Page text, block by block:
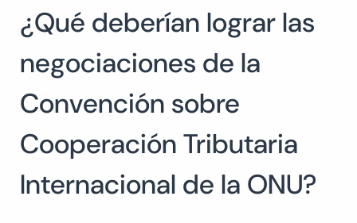
Buscar:
¿Qué deberían lograr las
negociaciones de la
Convención sobre
Cooperación Tributaria
Internacional de la ONU?